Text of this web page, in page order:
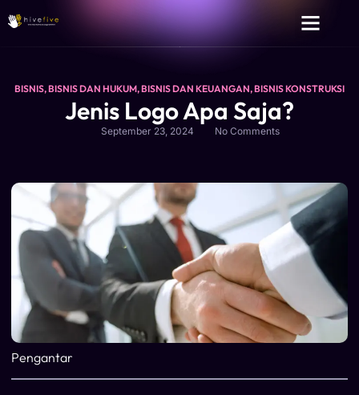
BISNIS,BISNIS DAN HUKUM,BISNIS DAN KEUANGAN,BISNIS KONSTRUKSI
Jenis Logo Apa Saja?
September 23, 2024 No Comments
Pengantar